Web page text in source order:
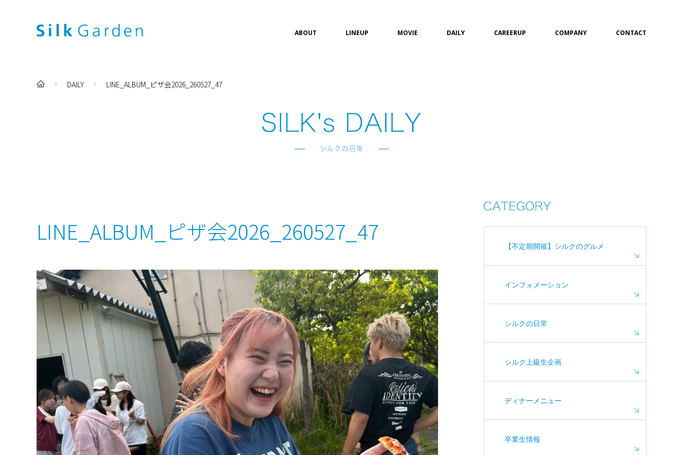
ABOUT LINEUP MOVIE DAILY CAREERUP COMPANY CONTACT
DAILY LINE_ALBUM_ピザ会2026_260527_47
LINE_ALBUM_ピザ会2026_260527_47
【不定期開催】シルクのグルメ
インフォメーション
シルクの日常
シルク上級生企画
ディナーメニュー
卒業生情報